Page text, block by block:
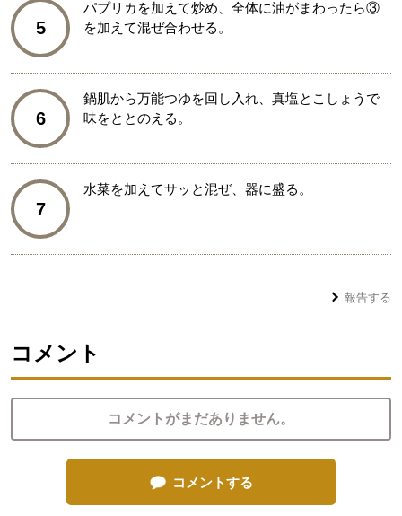
5
パプリカを加えて炒め、全体に油がまわったら③
を加えて混ぜ合わせる。
6
鍋肌から万能つゆを回し入れ、真塩とこしょうで
味をととのえる。
7
水菜を加えてサッと混ぜ、器に盛る。
報告する
コメント
コメントがまだありません。
コメントする